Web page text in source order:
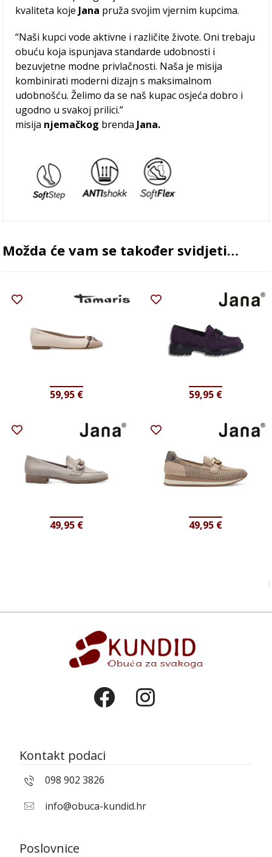
kvaliteta koje Jana pruža svojim vjernim kupcima.
“Naši kupci vode aktivne i različite živote. Oni trebaju
obuću koja ispunjava standarde udobnosti i
bezuvjetne modne privlačnosti. Naša je misija
kombinirati moderni dizajn s maksimalnom
udobnošću. Želimo da se naš kupac osjeća dobro i
ugodno u svakoj prilici.”
misija njemačkog brenda Jana.
Možda će vam se također svidjeti…
59,95 € 59,95 €
49,95 € 49,95 €
Kontakt podaci
098 902 3826
info@obuca-kundid.hr
Poslovnice